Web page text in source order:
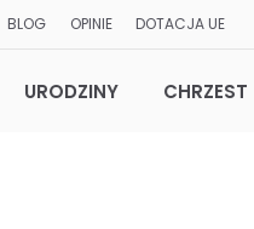
BLOG OPINIE DOTACJA UE
URODZINY CHRZEST